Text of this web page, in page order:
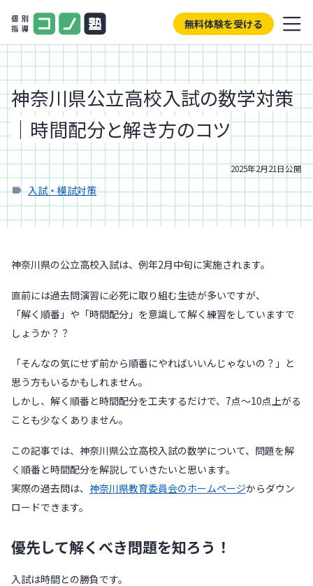
無料体験を受ける
神奈川県公立高校入試の数学対策
｜時間配分と解き方のコツ
2025年2月21日公開
入試・模試対策
神奈川県の公立高校入試は、例年2月中旬に実施されます。
直前には過去問演習に必死に取り組む生徒が多いですが、
「解く順番」や「時間配分」を意識して解く練習をしていますで
しょうか？？
「そんなの気にせず前から順番にやればいいんじゃないの？」と
思う方もいるかもしれません。
しかし、解く順番と時間配分を工夫するだけで、7点〜10点上がる
ことも少なくありません。
この記事では、神奈川県公立高校入試の数学について、問題を解
く順番と時間配分を解説していきたいと思います。
実際の過去問は、 神奈川県教育委員会のホームページからダウン
ロードできます。
優先して解くべき問題を知ろう！
入試は時間との勝負です。